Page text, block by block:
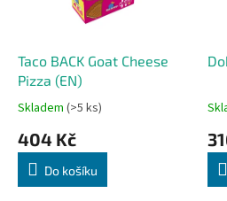
Taco BACK Goat Cheese
Pizza (EN)
Skladem (>5 ks)
404 Kč
Do košíku